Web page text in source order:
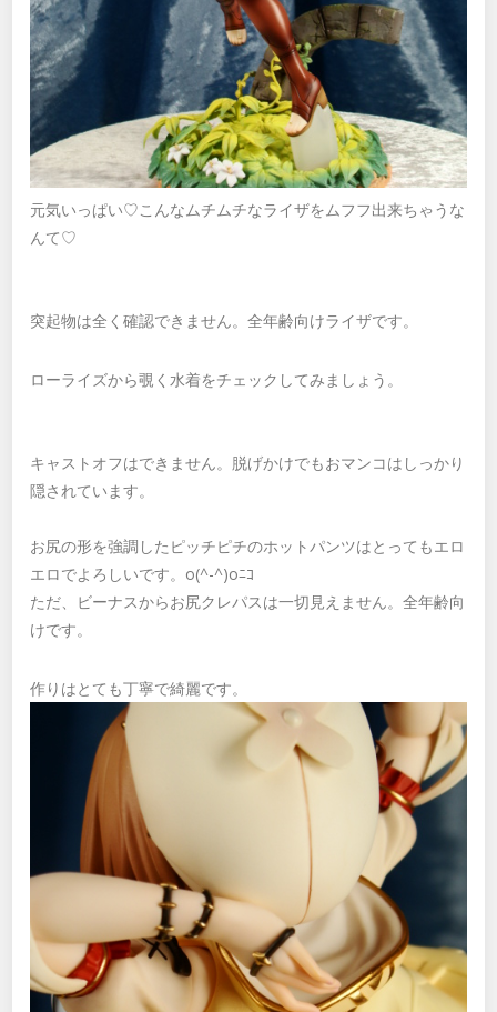
元気いっぱい♡こんなムチムチなライザをムフフ出来ちゃうな
んて♡
突起物は全く確認できません。全年齢向けライザです。
ローライズから覗く水着をチェックしてみましょう。
キャストオフはできません。脱げかけでもおマンコはしっかり
隠されています。
お尻の形を強調したピッチピチのホットパンツはとってもエロ
エロでよろしいです。o(^-^)oﾆｺ
ただ、ビーナスからお尻クレパスは一切見えません。全年齢向
けです。
作りはとても丁寧で綺麗です。